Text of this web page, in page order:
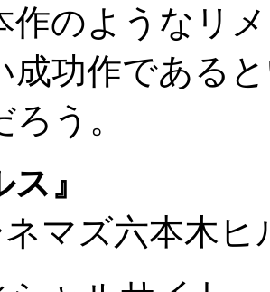
作のようなリ
成功作である
う。
ス』
ネマズ六本木